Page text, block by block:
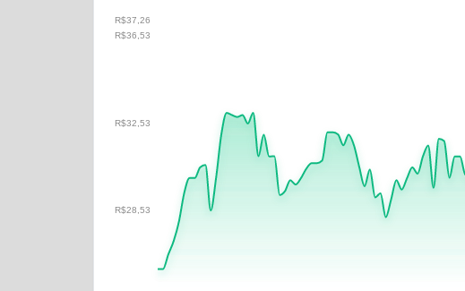
R$28,53
R$32,53
R$36,53
R$37,26